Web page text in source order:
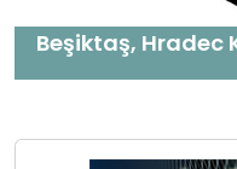
Beşiktaş, Hradec